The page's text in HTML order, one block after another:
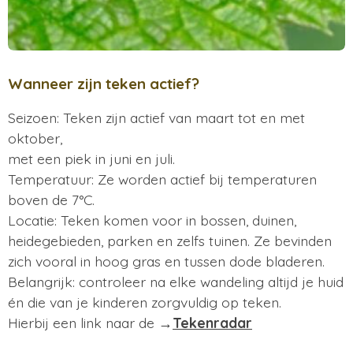
Wanneer zijn teken actief?
Seizoen: Teken zijn actief van maart tot en met
oktober,
met een piek in juni en juli. ​
Temperatuur: Ze worden actief bij temperaturen
boven de 7°C.
Locatie: Teken komen voor in bossen, duinen,
heidegebieden, parken en zelfs tuinen. Ze bevinden
zich vooral in hoog gras en tussen dode bladeren. ​
Belangrijk: controleer na elke wandeling altijd je huid
én die van je kinderen zorgvuldig op teken.
Hierbij een link naar de →Tekenradar